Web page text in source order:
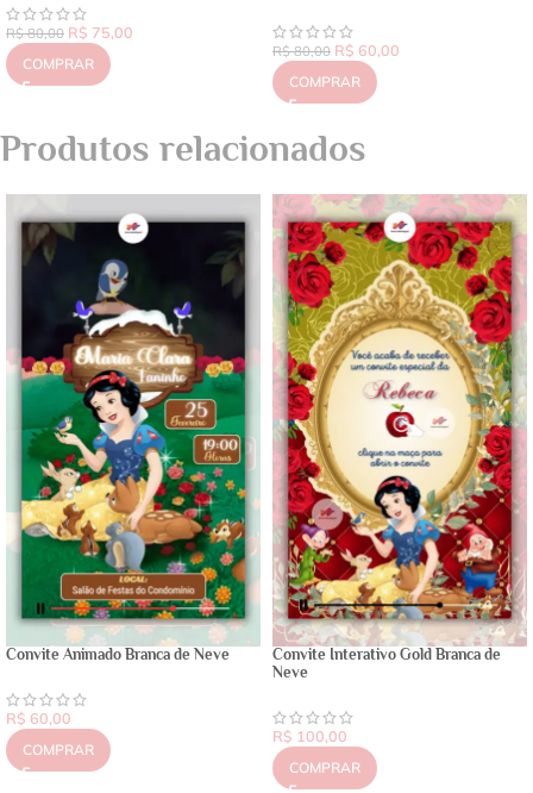
R$80,00 R$ 75,00
COMPRAR
R$80,00 R$ 60,00
COMPRAR
Produtos relacionados
Convite Animado Branca de Neve
R$ 60,00
COMPRAR
Convite Interativo Gold Branca de
Neve
R$ 100,00
COMPRAR